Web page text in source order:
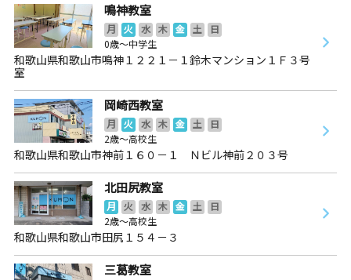
鳴神教室
月 火 水 木 金 土
日
0歳～中学生
和歌山県和歌山市鳴神１２２１－１鈴木マンション１Ｆ３号
室
岡崎西教室
月 火 水 木 金 土
日
2歳～高校生
和歌山県和歌山市神前１６０－１ Ｎビル神前２０３号
北田尻教室
月 火 水 木 金 土
日
2歳～高校生
和歌山県和歌山市田尻１５４－３
三葛教室